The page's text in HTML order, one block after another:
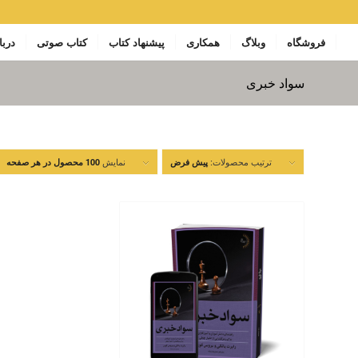
فروشگاه وبلاگ همکاری پیشنهاد کتاب کتاب صوتی
سواد خبری
ترتیب محصولات: پیش فرض نمایش 100 محصول در هر صفحه